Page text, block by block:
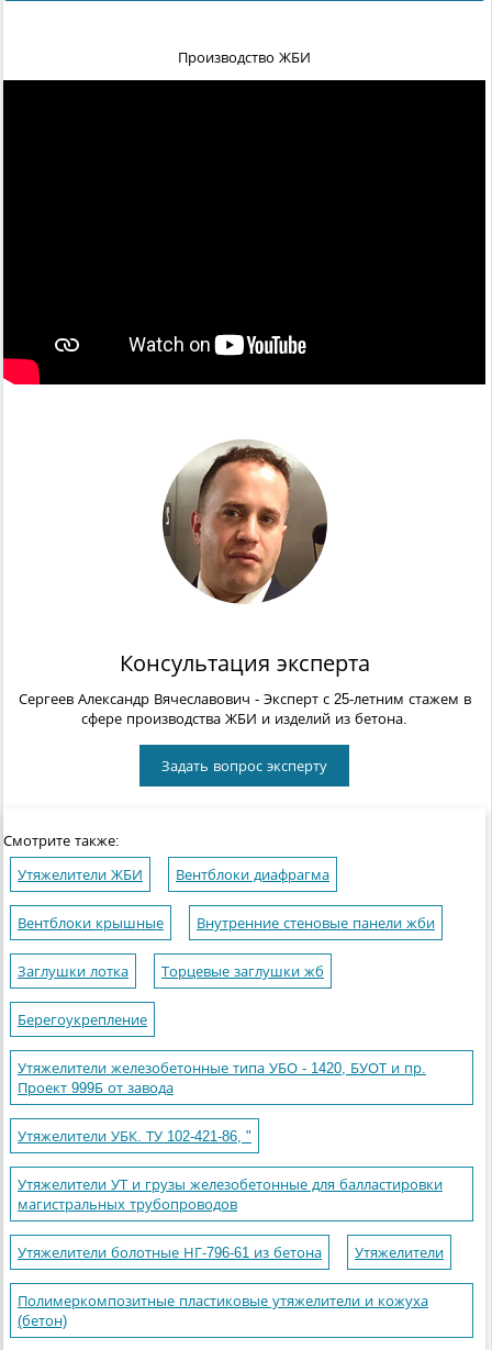
Производство ЖБИ
Консультация эксперта
Сергеев Александр Вячеславович - Эксперт с 25-летним стажем в
сфере производства ЖБИ и изделий из бетона.
Задать вопрос эксперту
Смотрите также:
Утяжелители ЖБИ Вентблоки диафрагма
Вентблоки крышные Внутренние стеновые панели жби
Заглушки лотка Торцевые заглушки жб
Берегоукрепление
Утяжелители железобетонные типа УБО - 1420, БУОТ и пр.
Проект 999Б от завода
Утяжелители УБК. ТУ 102-421-86, "
Утяжелители УТ и грузы железобетонные для балластировки
магистральных трубопроводов
Утяжелители болотные НГ-796-61 из бетона Утяжелители
Полимеркомпозитные пластиковые утяжелители и кожуха
(бетон)